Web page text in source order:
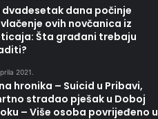
dvadesetak dana počinje
ovih novčanica iz
Šta građani trebaju
2021.
hronika – Suicid u Pribavi,
stradao pješak u Doboj
– Više osoba povrijeđeno u